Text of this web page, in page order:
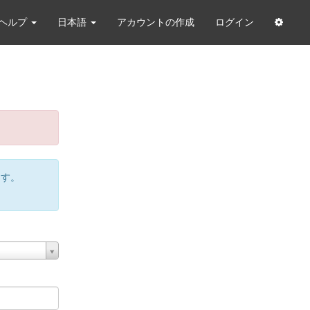
ルプ 日本語 アカウントの作成 ログイン
。